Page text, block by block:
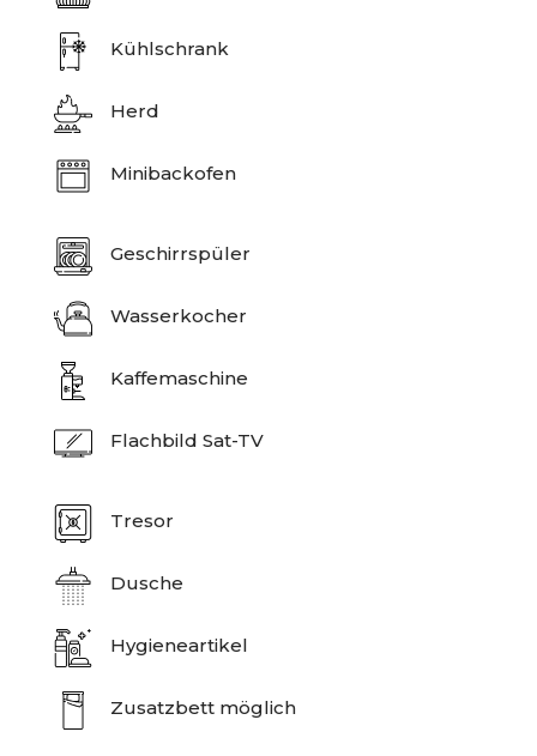
Kühlschrank
Herd
Minibackofen
Geschirrspüler
Wasserkocher
Kaffemaschine
Flachbild Sat-TV
Tresor
Dusche
Hygieneartikel
Zusatzbett möglich